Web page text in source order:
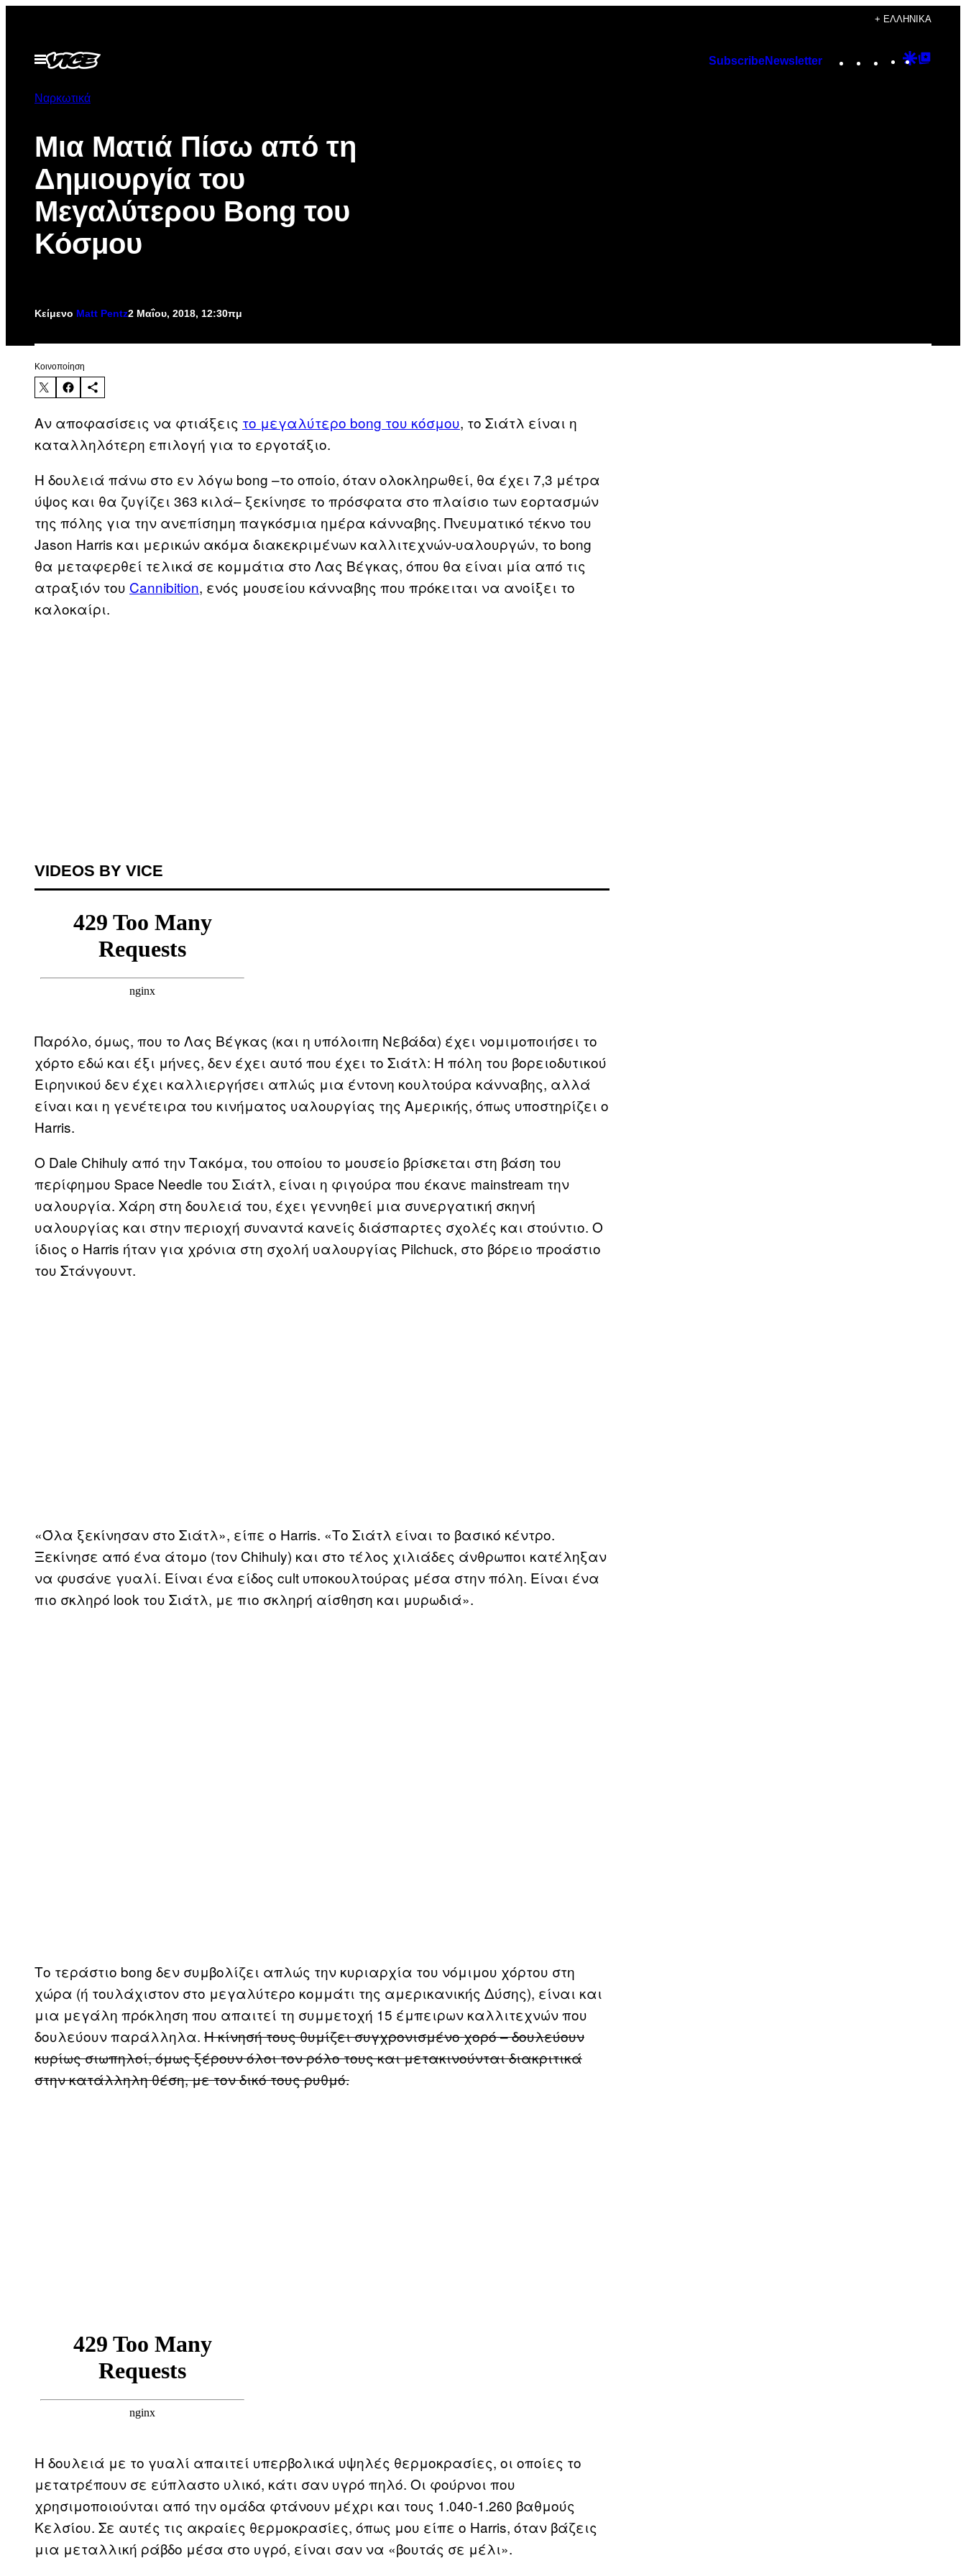
περιεχόμενο
+ ΕΛΛΗΝΙΚΆ
Ανοίξτε
το
SubscribeNewsletter Instagram
TikTok
YouTube
Google
Ναρκωτικά
Μια Ματιά Πίσω από τη
Δημιουργία του
Μεγαλύτερου Bong του
Κόσμου
Κείμενο Matt Pentz2 Μαΐου, 2018, 12:30πμ
Kοινοποίηση
Αν αποφασίσεις να φτιάξεις το μεγαλύτερο bong του κόσμου, το Σιάτλ είναι η
καταλληλότερη επιλογή για το εργοτάξιο.
Η δουλειά πάνω στο εν λόγω bong –το οποίο, όταν ολοκληρωθεί, θα έχει 7,3 μέτρα
ύψος και θα ζυγίζει 363 κιλά– ξεκίνησε το πρόσφατα στο πλαίσιο των εορτασμών
της πόλης για την ανεπίσημη παγκόσμια ημέρα κάνναβης. Πνευματικό τέκνο του
Jason Harris και μερικών ακόμα διακεκριμένων καλλιτεχνών-υαλουργών, το bong
θα μεταφερθεί τελικά σε κομμάτια στο Λας Βέγκας, όπου θα είναι μία από τις
ατραξιόν του Cannibition, ενός μουσείου κάνναβης που πρόκειται να ανοίξει το
καλοκαίρι.
VIDEOS BY VICE
Παρόλο, όμως, που το Λας Βέγκας (και η υπόλοιπη Νεβάδα) έχει νομιμοποιήσει το
χόρτο εδώ και έξι μήνες, δεν έχει αυτό που έχει το Σιάτλ: Η πόλη του βορειοδυτικού
Ειρηνικού δεν έχει καλλιεργήσει απλώς μια έντονη κουλτούρα κάνναβης, αλλά
είναι και η γενέτειρα του κινήματος υαλουργίας της Αμερικής, όπως υποστηρίζει ο
Harris.
Ο Dale Chihuly από την Τακόμα, του οποίου το μουσείο βρίσκεται στη βάση του
περίφημου Space Needle του Σιάτλ, είναι η φιγούρα που έκανε mainstream την
υαλουργία. Χάρη στη δουλειά του, έχει γεννηθεί μια συνεργατική σκηνή
υαλουργίας και στην περιοχή συναντά κανείς διάσπαρτες σχολές και στούντιο. Ο
ίδιος ο Harris ήταν για χρόνια στη σχολή υαλουργίας Pilchuck, στο βόρειο προάστιο
του Στάνγουντ.
«Όλα ξεκίνησαν στο Σιάτλ», είπε ο Harris. «Το Σιάτλ είναι το βασικό κέντρο.
Ξεκίνησε από ένα άτομο (τον Chihuly) και στο τέλος χιλιάδες άνθρωποι κατέληξαν
να φυσάνε γυαλί. Είναι ένα είδος cult υποκουλτούρας μέσα στην πόλη. Είναι ένα
πιο σκληρό look του Σιάτλ, με πιο σκληρή αίσθηση και μυρωδιά».
Το τεράστιο bong δεν συμβολίζει απλώς την κυριαρχία του νόμιμου χόρτου στη
χώρα (ή τουλάχιστον στο μεγαλύτερο κομμάτι της αμερικανικής Δύσης), είναι και
μια μεγάλη πρόκληση που απαιτεί τη συμμετοχή 15 έμπειρων καλλιτεχνών που
δουλεύουν παράλληλα. Η κίνησή τους θυμίζει συγχρονισμένο χορό – δουλεύουν
κυρίως σιωπηλοί, όμως ξέρουν όλοι τον ρόλο τους και μετακινούνται διακριτικά
στην κατάλληλη θέση, με τον δικό τους ρυθμό.
Η δουλειά με το γυαλί απαιτεί υπερβολικά υψηλές θερμοκρασίες, οι οποίες το
μετατρέπουν σε εύπλαστο υλικό, κάτι σαν υγρό πηλό. Οι φούρνοι που
χρησιμοποιούνται από την ομάδα φτάνουν μέχρι και τους 1.040-1.260 βαθμούς
Κελσίου. Σε αυτές τις ακραίες θερμοκρασίες, όπως μου είπε ο Harris, όταν βάζεις
μια μεταλλική ράβδο μέσα στο υγρό, είναι σαν να «βουτάς σε μέλι».